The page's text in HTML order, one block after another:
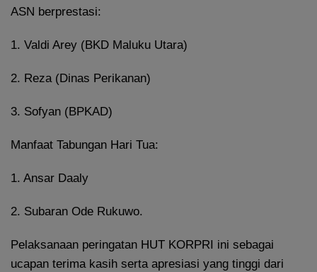
ASN berprestasi:
1. Valdi Arey (BKD Maluku Utara)
2. Reza (Dinas Perikanan)
3. Sofyan (BPKAD)
Manfaat Tabungan Hari Tua:
1. Ansar Daaly
2. Subaran Ode Rukuwo.
Pelaksanaan peringatan HUT KORPRI ini sebagai
ucapan terima kasih serta apresiasi yang tinggi dari